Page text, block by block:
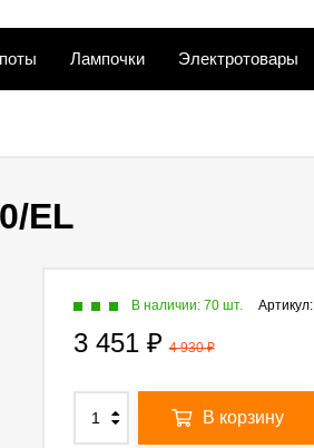
Лампочки Электротовары
EL
Артикул:
В наличии: 70 шт.
3 451 ₽ 4 930₽
В корзину